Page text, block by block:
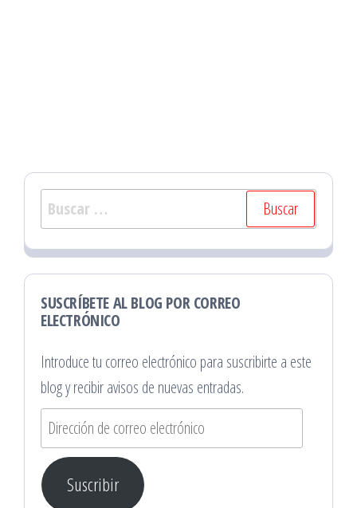
Buscar:
SUSCRÍBETE AL BLOG POR CORREO
ELECTRÓNICO
Introduce tu correo electrónico para suscribirte a este
blog y recibir avisos de nuevas entradas.
Dirección
de
correo
electrónico
Suscribir